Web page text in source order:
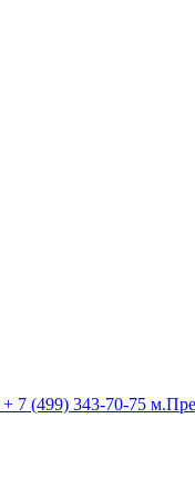
+ 7 (499) 343-70-75